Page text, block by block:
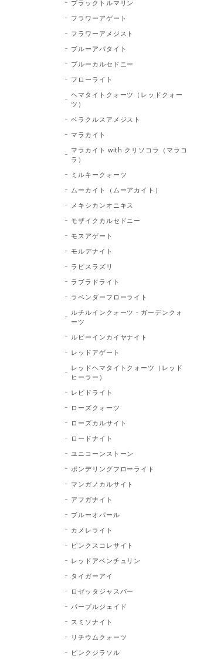
ブラックトルマリン
フラワーアゲート
フラワーアメジスト
ブルーアパタイト
ブルーカルセドニー
フローライト
ヘマタイトクォーツ（レッドクォー
ツ）
ベラクルスアメジスト
マラカイト
マラカイト with クリソコラ（マラコ
ラ）
ミルキークォーツ
ムーカイト（ムーアカイト）
メキシカンオニキス
モザイクカルセドニー
モスアゲート
モルデナイト
ラピスラズリ
ラブラドライト
ラベンダーフローライト
ルチルインクォーツ・ガーデンクォ
ーツ
ルビーインカイヤナイト
レッドアゲート
レッドヘマタイトクォーツ（レッド
ヒーラー）
レピドライト
ローズクォーツ
ローズカルサイト
ロードナイト
ユニコーンストーン
ポンデリングフローライト
マンガノカルサイト
アフガナイト
ブルーオパール
カメレライト
ピンクスコレサイト
レッドアベンチュリン
タイガーアイ
ロゼッタジャスパー
パープルジェイド
スミソナイト
リチウムクォーツ
ピンクジラソル